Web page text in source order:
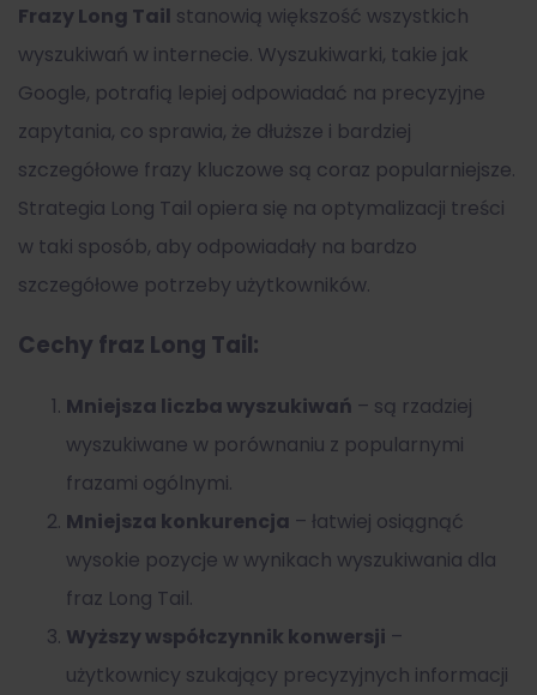
Frazy Long Tail stanowią większość wszystkich
wyszukiwań w internecie. Wyszukiwarki, takie jak
Google, potrafią lepiej odpowiadać na precyzyjne
zapytania, co sprawia, że dłuższe i bardziej
szczegółowe frazy kluczowe są coraz popularniejsze.
Strategia Long Tail opiera się na optymalizacji treści
w taki sposób, aby odpowiadały na bardzo
szczegółowe potrzeby użytkowników.
Cechy fraz Long Tail:
Mniejsza liczba wyszukiwań – są rzadziej
wyszukiwane w porównaniu z popularnymi
frazami ogólnymi.
Mniejsza konkurencja – łatwiej osiągnąć
wysokie pozycje w wynikach wyszukiwania dla
fraz Long Tail.
Wyższy współczynnik konwersji –
użytkownicy szukający precyzyjnych informacji